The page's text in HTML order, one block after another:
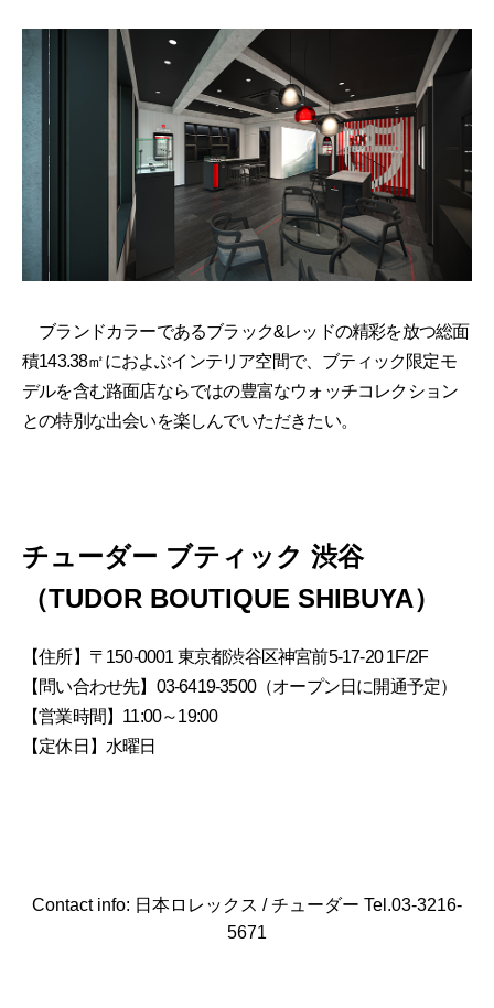
ブランドカラーであるブラック&レッドの精彩を放つ総面
積143.38㎡におよぶインテリア空間で、ブティック限定モ
デルを含む路面店ならではの豊富なウォッチコレクション
との特別な出会いを楽しんでいただきたい。
チューダー ブティック 渋谷
（TUDOR BOUTIQUE SHIBUYA）
【住所】〒150-0001 東京都渋谷区神宮前5-17-20 1F/2F
【問い合わせ先】03-6419-3500（オープン日に開通予定）
【営業時間】11:00～19:00
【定休日】水曜日
Contact info: 日本ロレックス / チューダー Tel.03-3216-
5671